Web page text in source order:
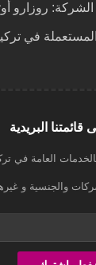
روزارو
في
قائمتنا البريدية
العامة في
والجنسية و